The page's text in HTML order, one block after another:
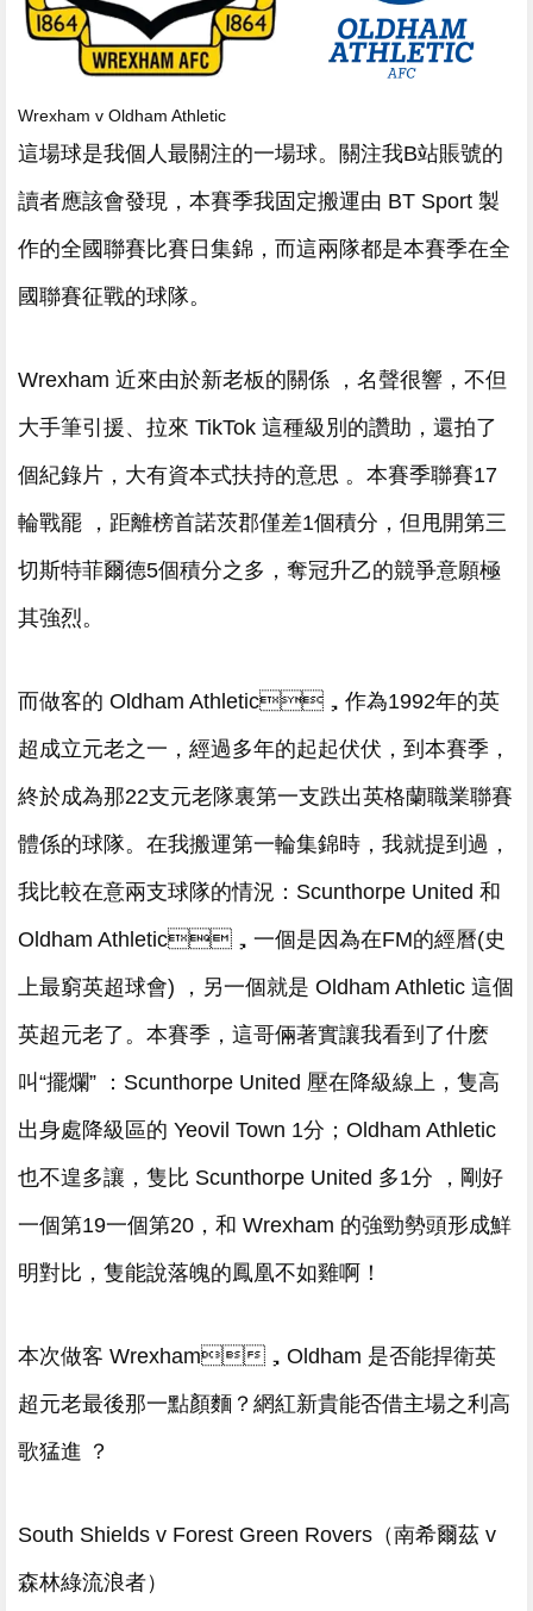
Wrexham v Oldham Athletic
這場球是我個人最關注的一場球。關注我B站賬號的
讀者應該會發現 ，本賽季我固定搬運由 BT Sport 製
作的全國聯賽比賽日集錦，而這兩隊都是本賽季在全
國聯賽征戰的球隊。
Wrexham 近來由於新老板的關係 ，名聲很響 ，不但
大手筆引援、拉來 TikTok 這種級別的讚助，還拍了
個紀錄片，大有資本式扶持的意思 。本賽季聯賽17
輪戰罷  ，距離榜首諾茨郡僅差1個積分，但甩開第三
切斯特菲爾德5個積分之多，奪冠升乙的競爭意願極
其強烈。
而做客的 Oldham Athletic，作為1992年的英
超成立元老之一，經過多年的起起伏伏，到本賽季，
終於成為那22支元老隊裏第一支跌出英格蘭職業聯賽
體係的球隊。在我搬運第一輪集錦時，我就提到過，
我比較在意兩支球隊的情況：Scunthorpe United 和
Oldham Athletic，一個是因為在FM的經曆(史
上最窮英超球會) ，另一個就是 Oldham Athletic 這個
英超元老了。本賽季，這哥倆著實讓我看到了什麽
叫“擺爛” ：Scunthorpe United 壓在降級線上，隻高
出身處降級區的 Yeovil Town 1分；Oldham Athletic
也不遑多讓，隻比 Scunthorpe United 多1分 ，剛好
一個第19一個第20，和 Wrexham 的強勁勢頭形成鮮
明對比，隻能說落魄的鳳凰不如雞啊 ！
本次做客 Wrexham，Oldham 是否能捍衛英
超元老最後那一點顏麵？網紅新貴能否借主場之利高
歌猛進 ？
South Shields v Forest Green Rovers（南希爾茲 v
森林綠流浪者）